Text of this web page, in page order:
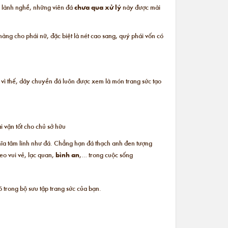
nghề, những viên đáchưa qua xử lýnày được mài
cho phái nữ, đặc biệt là nét cao sang, quý phái vốn có
thế, dây chuyền đá luôn được xem là món trang sức tạo
vận tốt cho chủ sở hữu
tâm linh như đá. Chẳng hạn đá thạch anh đen tượng
vui vẻ, lạc quan,bình an,… trong cuộc sống
bộ sưu tập trang sức của bạn.